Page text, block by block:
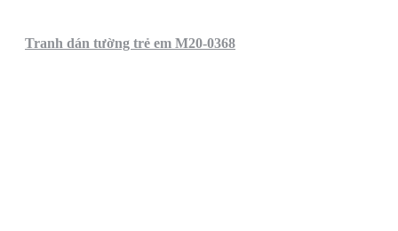
Tranh dán tường trẻ em M20-0368